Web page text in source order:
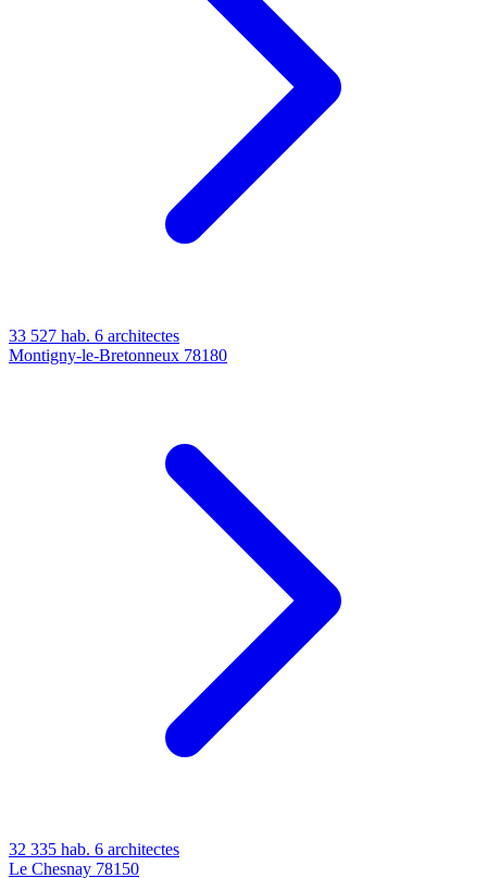
33 527 hab. 6 architectes
Montigny-le-Bretonneux 78180
32 335 hab. 6 architectes
Le Chesnay 78150